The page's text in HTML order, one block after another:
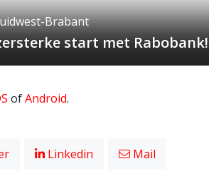
Brabant
start met Rabobank!
ofAndroid.
Linkedin Mail